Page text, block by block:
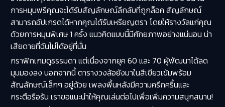
การหมุนฟรีคุณจะได้รับสัญลักษณ์ลึกลับที่ถูกล็อค สัญลักษณ์
สามารถอัปเกรดได้หากคุณได้รับเหรียญตรา โดยให้รางวัลแก่คุณ
ด้วยการหมุนพิเศษ 1 ครั้ง แนวคิดแบบนี้มีศักยภาพอย่างแน่นอน น่า
เสียดายที่ฉันไม่ได้อยู่ที่นั่น
กราฟิกเกมดูธรรมดา แต่เนื่องจากยุค 60 และ 70 ผู้พัฒนาได้ลด
มุมมองลง นอกจากนี้ ตารางวงล้อยังมาในสีเขียวเข้มพร้อม
สัญลักษณ์เล็กๆ อยู่ด้วย เพลงพื้นหลังมีความครึกครื้นและ
กระตือรือร้น เราขอแนะนำให้คุณเล่นต่อไปเพื่อเพิ่มความสนุกสนาน!